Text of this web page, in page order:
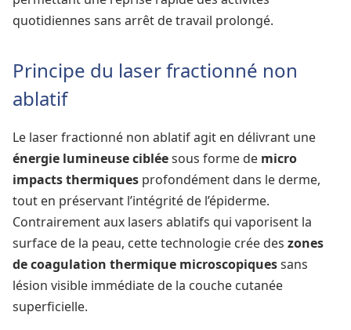
quotidiennes sans arrêt de travail prolongé.
Principe du laser fractionné non
ablatif
Le laser fractionné non ablatif agit en délivrant une
énergie lumineuse cibléesous forme de micro
impacts thermiques profondément dans le derme,
tout en préservant l’intégrité de l’épiderme.
Contrairement aux lasers ablatifs qui vaporisent la
surface de la peau, cette technologie crée des zones
de coagulation thermique microscopiquessans
lésion visible immédiate de la couche cutanée
superficielle.